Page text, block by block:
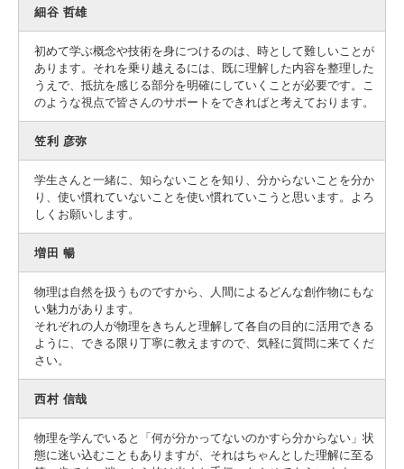
細谷 哲雄
初めて学ぶ概念や技術を身につけるのは、時として難しいことが
あります。それを乗り越えるには、既に理解した内容を整理した
うえで、抵抗を感じる部分を明確にしていくことが必要です。こ
のような視点で皆さんのサポートをできればと考えております。
笠利 彦弥
学生さんと一緒に、知らないことを知り、分からないことを分か
り、使い慣れていないことを使い慣れていこうと思います。よろ
しくお願いします。
増田 暢
物理は自然を扱うものですから、人間によるどんな創作物にもな
い魅力があります。
それぞれの人が物理をきちんと理解して各自の目的に活用できる
ように、できる限り丁寧に教えますので、気軽に質問に来てくだ
さい。
西村 信哉
物理を学んでいると「何が分かってないのかすら分からない」状
態に迷い込むこともありますが、それはちゃんとした理解に至る